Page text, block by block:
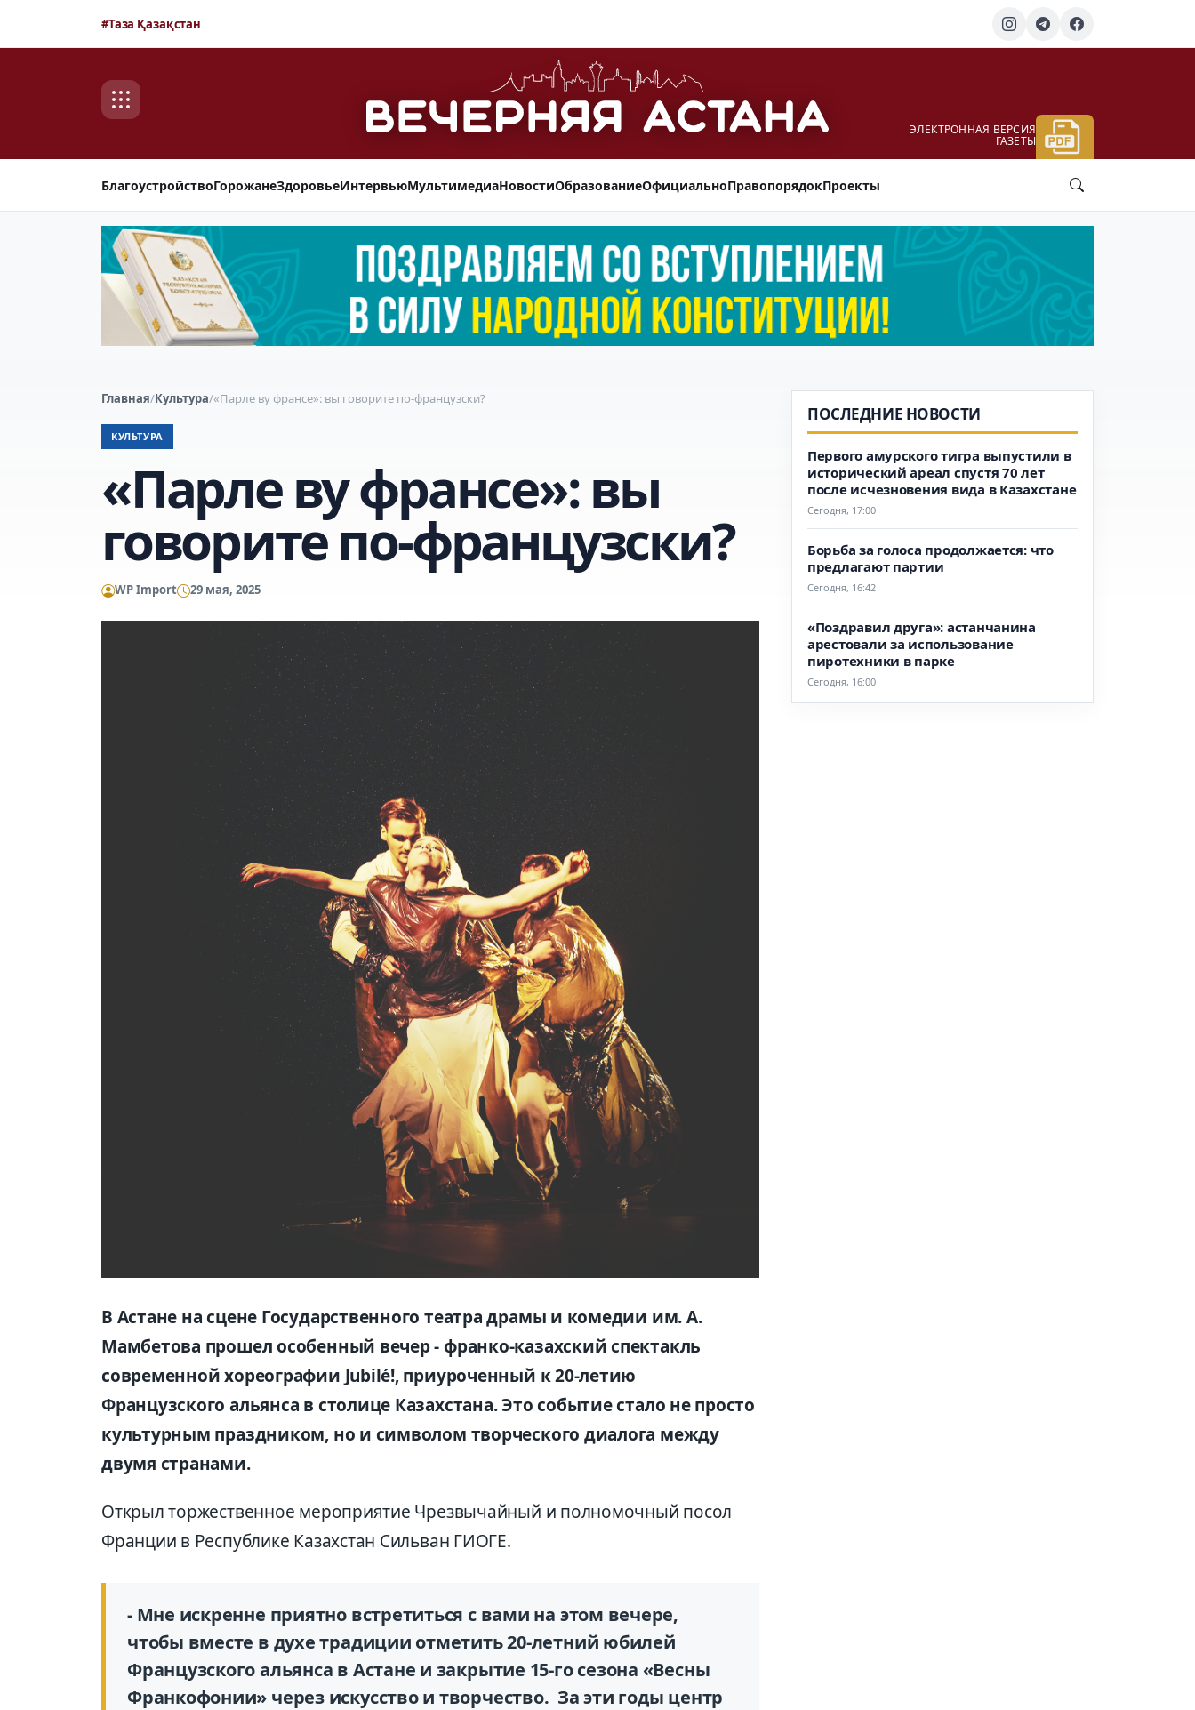
#Таза Қазақстан
ЭЛЕКТРОННАЯ ВЕРСИЯ
ГАЗЕТЫ
БлагоустройствоГорожанеЗдоровьеИнтервьюМультимедиаНовостиОбразованиеОфициальноПравопорядокПроекты
Главная/Культура/«Парле ву франсе»: вы говорите по-французски?
КУЛЬТУРА
«Парле ву франсе»: вы
говорите по-французски?
WP Import 29 мая, 2025
В Астане на сцене Государственного театра драмы и комедии им. А.
Мамбетова прошел особенный вечер - франко-казахский спектакль
современной хореографии Jubilé!, приуроченный к 20-летию
Французского альянса в столице Казахстана. Это событие стало не просто
культурным праздником, но и символом творческого диалога между
двумя странами.
Открыл торжественное мероприятие Чрезвычайный и полномочный посол
Франции в Республике Казахстан Сильван ГИОГЕ.
- Мне искренне приятно встретиться с вами на этом вечере,
чтобы вместе в духе традиции отметить 20-летний юбилей
Французского альянса в Астане и закрытие 15-го сезона «Весны
Франкофонии» через искусство и творчество. За эти годы центр
ПОСЛЕДНИЕ НОВОСТИ
Первого амурского тигра выпустили в
исторический ареал спустя 70 лет
после исчезновения вида в Казахстане
Сегодня, 17:00
Борьба за голоса продолжается: что
предлагают партии
Сегодня, 16:42
«Поздравил друга»: астанчанина
арестовали за использование
пиротехники в парке
Сегодня, 16:00